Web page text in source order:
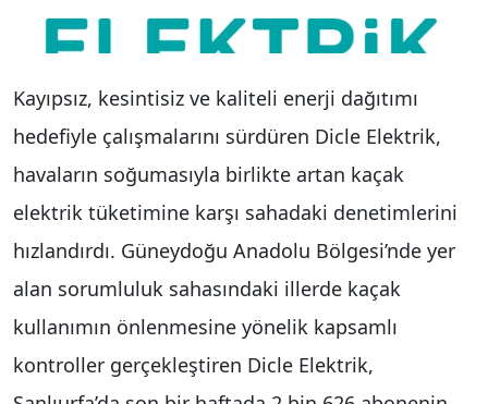
Kayıpsız, kesintisiz ve kaliteli enerji dağıtımı
hedefiyle çalışmalarını sürdüren Dicle Elektrik,
havaların soğumasıyla birlikte artan kaçak
elektrik tüketimine karşı sahadaki denetimlerini
hızlandırdı. Güneydoğu Anadolu Bölgesi’nde yer
alan sorumluluk sahasındaki illerde kaçak
kullanımın önlenmesine yönelik kapsamlı
kontroller gerçekleştiren Dicle Elektrik,